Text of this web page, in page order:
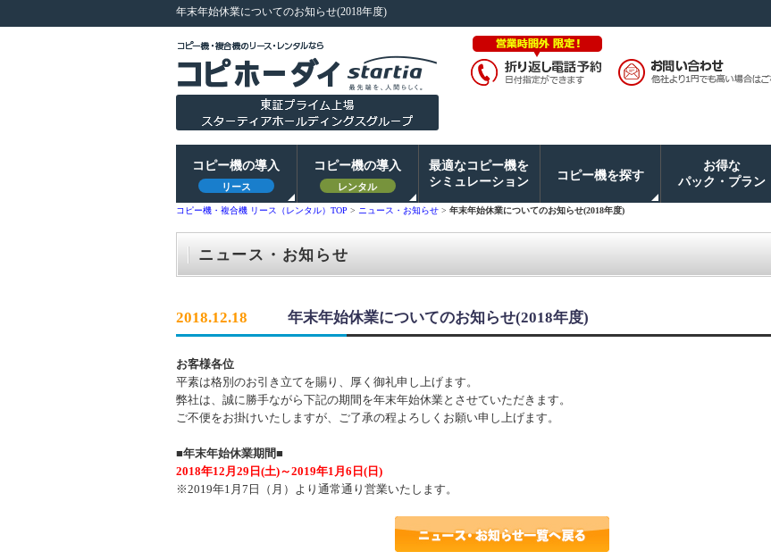
年末年始休業についてのお知らせ(2018年度)
コピー機の導入
リース
コピー機の導入
レンタル
最適なコピー機を
シミュレーション
コピー機を探す
お得な
パック・プラン
コピー機・複合機 リース（レンタル）TOP > ニュース・お知らせ > 年末年始休業についてのお知らせ(2018年度)
ニュース・お知らせ
2018.12.18 年末年始休業についてのお知らせ(2018年度)
お客様各位
平素は格別のお引き立てを賜り、厚く御礼申し上げます。
弊社は、誠に勝手ながら下記の期間を年末年始休業とさせていただきます。
ご不便をお掛けいたしますが、ご了承の程よろしくお願い申し上げます。
■年末年始休業期間■
2018年12月29日(土)～2019年1月6日(日)
※2019年1月7日（月）より通常通り営業いたします。